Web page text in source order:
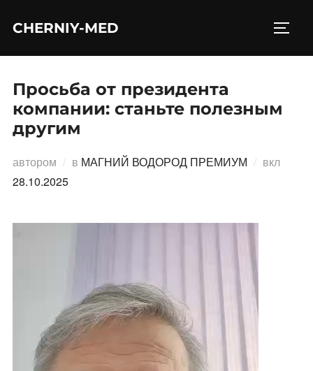
CHERNIY-MED
Просьба от президента
компании: станьте полезным
другим
автором в МАГНИЙ ВОДОРОД ПРЕМИУМ вкл
28.10.2025